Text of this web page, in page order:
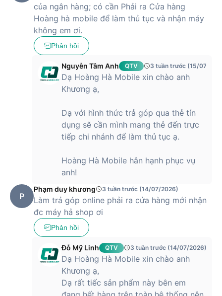
iPhone 13 có giá bao nhiêu?
iPhone 13 hiện được bán với mức giá
thành lựa chọn nổi bật trong phân khúciPhonetầm trung.
Với mức giá này, người dùng có thể sở hữu thiết bị sở hữu
chip A15 Bionic mạnh mẽ, màn hình OLED sắc nét và hệ
thống camera chất lượng cao, đáp ứng tốt nhu cầu chụp
cho người dùng muốn trải nghiệm hiệu năng ổn định, hệ sinh
thái Apple và độ bền cao mà không cần đầu tư chi phí quá
lớn. Ở mức giá này, iPhone 13 mang lại giá trị sử dụng bền
của ngân hàng; có cần Phải ra Cửa hàng
Hoàng hà mobile để làm thủ tục và nhận máy
không em ơi.
Phản hồi
Nguyễn Tâm Anh QTV 3 tuần trước (15/07/
Dạ Hoàng Hà Mobile xin chào anh
Khương ạ,
Dạ với hình thức trả góp qua thẻ tín
dụng sẽ cần mình mang thẻ đến trực
tiếp chi nhánh để làm thủ tục ạ.
Hoàng Hà Mobile hân hạnh phục vụ
anh!
P
Phạm duy khương 3 tuần trước (14/07/2026)
Làm trả góp online phải ra cửa hàng mới nhận
đc máy hả shop ơi
Phản hồi
Đỗ Mỹ Linh QTV 3 tuần trước (14/07/2026)
Dạ Hoàng Hà Mobile xin chào anh
Khương ạ,
Dạ rất tiếc sản phẩm này bên em